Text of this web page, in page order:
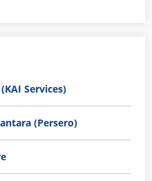
Services)
(Persero)